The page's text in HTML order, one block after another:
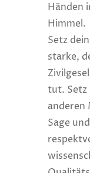
Händen
Himmel.
Setz
starke,
tut. Setz
anderen
Sage